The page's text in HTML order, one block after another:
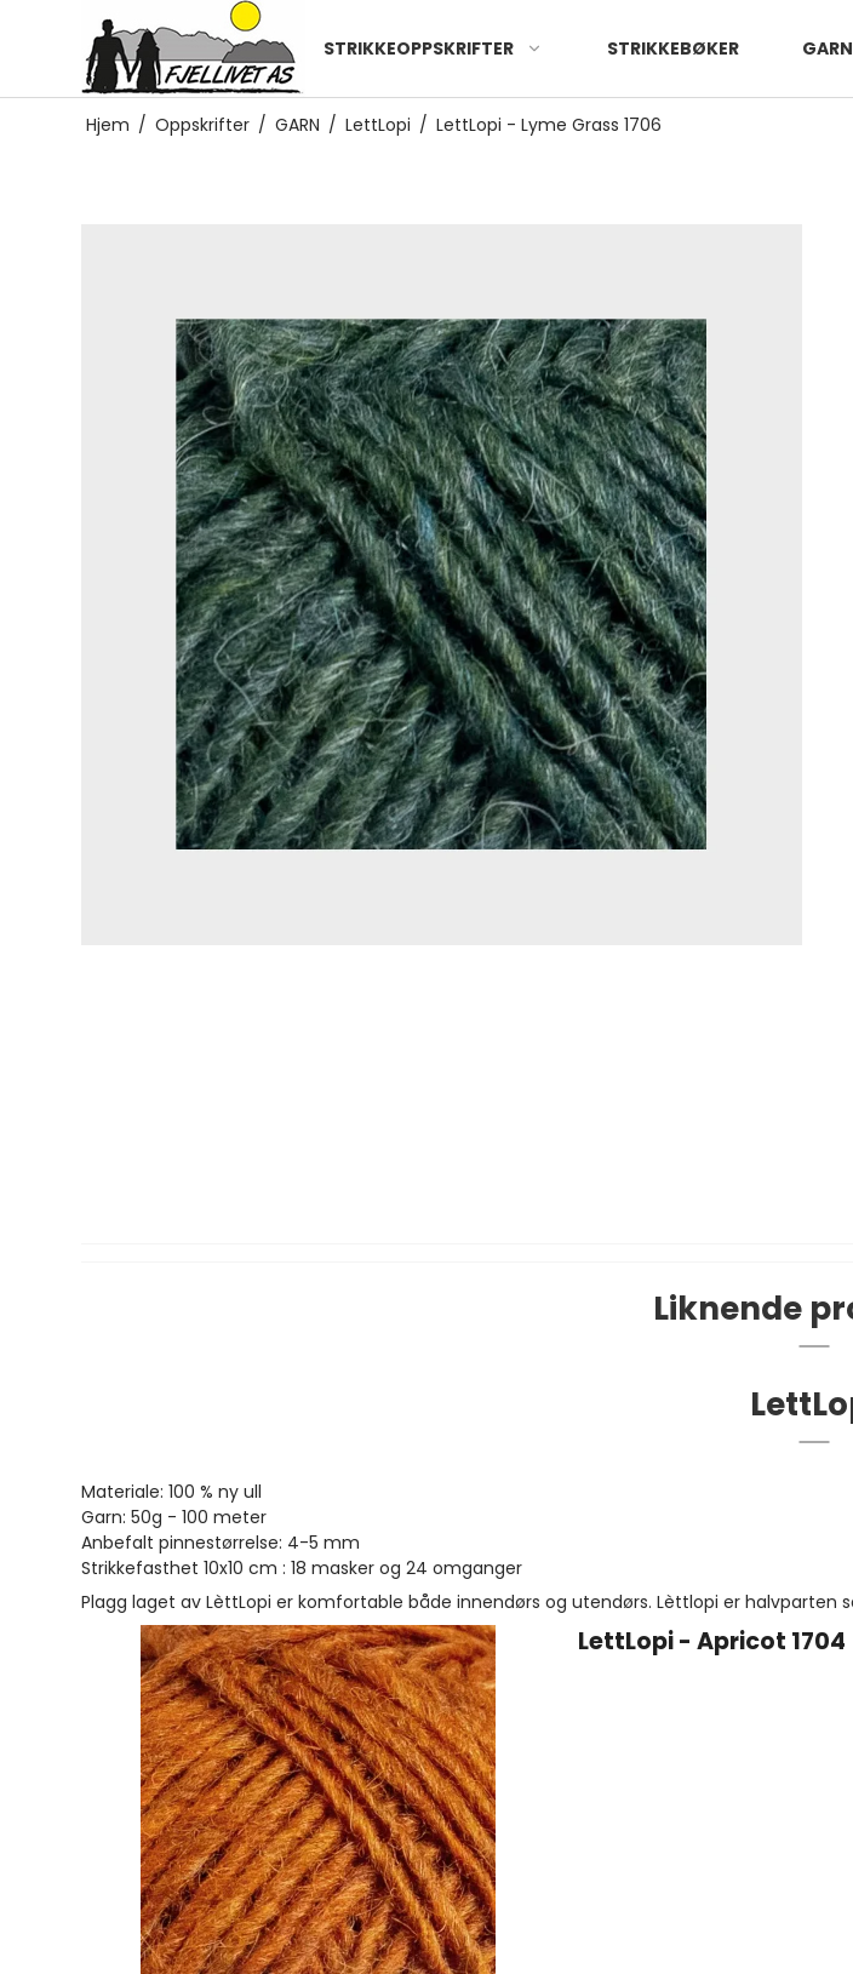
STRIKKEOPPSKRIFTER STRIKKEBØKER GARN
Hjem / Oppskrifter / GARN / LettLopi / LettLopi - Lyme Grass 1706
Liknende
Materiale: 100 % ny ull
Garn: 50g - 100 meter
Anbefalt pinnestørrelse: 4-5 mm
Strikkefasthet 10x10 cm : 18 masker og 24 omganger
Plagg laget av LèttLopi er komfortable både innendørs og utendørs. Lèttlopi er halvparten
LettLopi - Apricot 1704